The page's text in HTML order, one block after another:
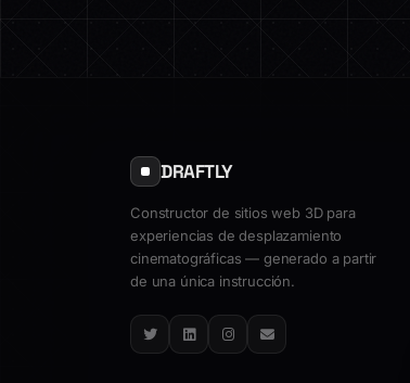
DRAFTLY
Constructor de sitios web 3D para
experiencias de desplazamiento
cinematográficas — generado a partir
de una única instrucción.
TwitterLinkedInInstagram
Email